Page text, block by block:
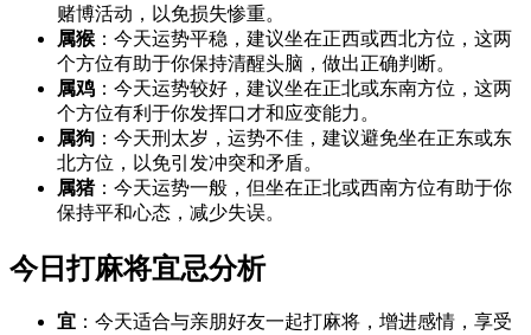
赌博活动，以免损失惨重。
属猴 ：今天运势平稳，建议坐在正西或西北方位，这两
个方位有助于你保持清醒头脑，做出正确判断。
属鸡 ：今天运势较好，建议坐在正北或东南方位，这两
个方位有利于你发挥口才和应变能力。
属狗 ：今天刑太岁，运势不佳，建议避免坐在正东或东
北方位，以免引发冲突和矛盾。
属猪：今天运势一般，但坐在正北或西南方位有助于你
保持平和心态，减少失误。
今日打麻将宜忌分析
宜 ：今天适合与亲朋好友一起打麻将，增进感情，享受